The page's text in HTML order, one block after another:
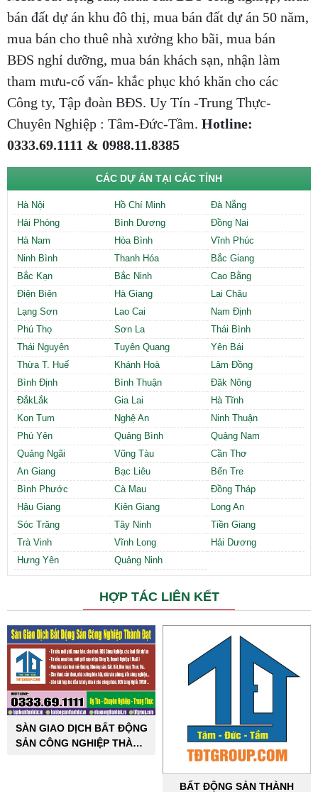
bán đất dự án khu đô thị, mua bán đất dự án 50 năm,
mua bán cho thuê nhà xưởng kho bãi, mua bán
BĐS nghỉ dưỡng, mua bán khách sạn, nhận làm
tham mưu-cố vấn- khắc phục khó khăn cho các
Công ty, Tập đoàn BĐS. Uy Tín -Trung Thực-
Chuyên Nghiệp : Tâm-Đức-Tầm. Hotline:
0333.69.1111 & 0988.11.8385
CÁC DỰ ÁN TẠI CÁC TỈNH
Hà Nội Hồ Chí Minh
Đà Nẵng
Hải Phòng
Bình Dương
Đồng Nai
Hà Nam
Hòa Bình
Vĩnh Phúc
Ninh Bình
Thanh Hóa
Bắc Giang
Bắc Kạn
Bắc Ninh
Cao Bằng
Điện Biên
Hà Giang
Lai Châu
Lạng Sơn
Lao Cai
Nam Định
Phú Thọ
Sơn La
Thái Bình
Thái Nguyên
Tuyên Quang
Yên Bái
Thừa T. Huế
Khánh Hoà
Lâm Đồng
Bình Định
Bình Thuận
Đăk Nông
ĐắkLắk
Gia Lai
Hà Tĩnh
Kon Tum
Nghệ An
Ninh Thuận
Phú Yên
Quảng Bình
Quảng Nam
Quảng Ngãi
Vũng Tàu
Cần Thơ
An Giang
Bạc Liêu
Bến Tre
Bình Phước
Cà Mau
Đồng Tháp
Hậu Giang
Kiên Giang
Long An
Sóc Trăng
Tây Ninh
Tiền Giang
Trà Vinh
Vĩnh Long
Hải Dương
Hưng Yên
Quảng Ninh
HỢP TÁC LIÊN KẾT
SÀN GIAO DỊCH BẤT ĐỘNG
SẢN CÔNG NGHIỆP THÀNH
BẤT ĐỘNG SẢN THÀNH